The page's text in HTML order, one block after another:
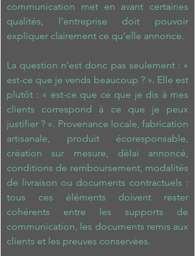
communication met en avant certaines
qualités, l’entreprise doit pouvoir
expliquer clairement ce qu’elle annonce.
La question n’est donc pas seulement : «
est-ce que je vends beaucoup ? ». Elle est
plutôt : « est-ce que ce que je dis à mes
clients correspond à ce que je peux
justifier ? ». Provenance locale, fabrication
artisanale, produit écoresponsable,
création sur mesure, délai annoncé,
conditions de remboursement, modalités
de livraison ou documents contractuels :
tous ces éléments doivent rester
cohérents entre les supports de
communication, les documents remis aux
clients et les preuves conservées.